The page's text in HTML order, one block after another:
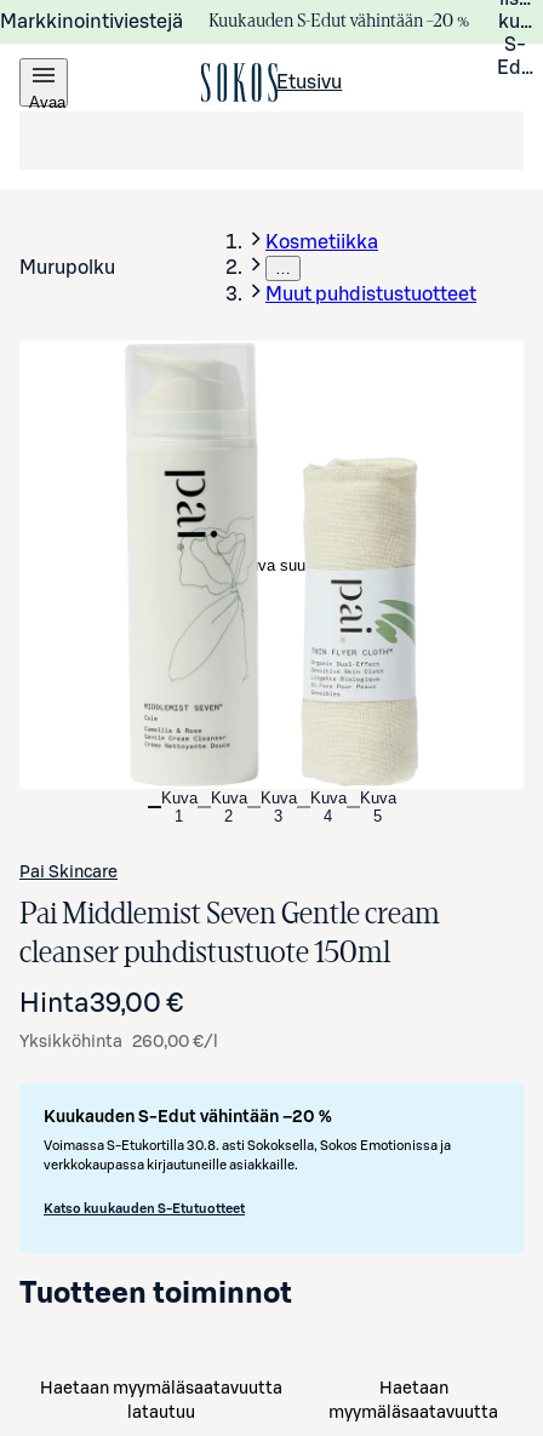
Markkinointiviestejä Kuukauden S-Edut vähintään –20 %
S-
Avaa
Etusivu
Murupolku
Kosmetiikka
…
Muut puhdistustuotteet
Avaa tuotekuva suurennettuna
Kuva
1
Kuva
2
Kuva
3
Kuva
4
Kuva
5
Pai Skincare
Pai Middlemist Seven Gentle cream
cleanser puhdistustuote 150ml
Hinta39,00 €
Yksikköhinta 260,00 €/l
Kuukauden S-Edut vähintään –20 %
Voimassa S-Etukortilla 30.8. asti Sokoksella, Sokos Emotionissa ja
verkkokaupassa kirjautuneille asiakkaille.
Katso kuukauden S-Etutuotteet
Tuotteen toiminnot
Haetaan myymäläsaatavuutta
latautuu
Haetaan
myymäläsaatavuutta